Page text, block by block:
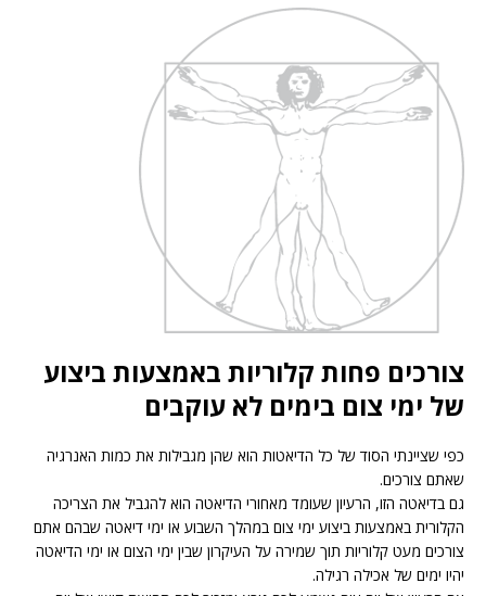
צורכים פחות קלוריות באמצעות ביצוע
של ימי צום בימים לא עוקבים
כפי שציינתי הסוד של כל הדיאטות הוא שהן מגבילות את כמות האנרגיה
שאתם צורכים.
גם בדיאטה הזו, הרעיון שעומד מאחורי הדיאטה הוא להגביל את הצריכה
הקלורית באמצעות ביצוע ימי צום במהלך השבוע או ימי דיאטה שבהם אתם
צורכים מעט קלוריות תוך שמירה על העיקרון שבין ימי הצום או ימי הדיאטה
יהיו ימים של אכילה רגילה.